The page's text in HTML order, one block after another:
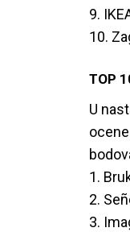
9.
10.
TOP
U
1.
2.
3.